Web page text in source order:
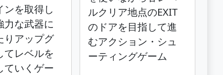
ンを取得し
力な武器に
りアップグ
てレベルを
ていくゲー
ルクリア地点のEXIT
のドアを目指して進
むアクション・シュ
ーティングゲーム